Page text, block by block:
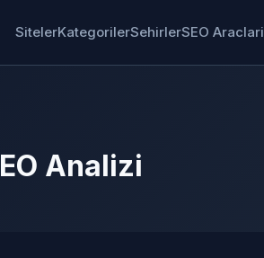
SitelerKategorilerSehirlerSEO Araclari
Analizi